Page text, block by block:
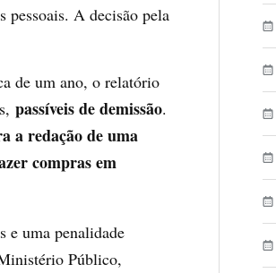
pessoais. A decisão pela
de um ano, o relatório
, passíveis de demissão.
a redação de uma
compras em
e uma penalidade
Público,